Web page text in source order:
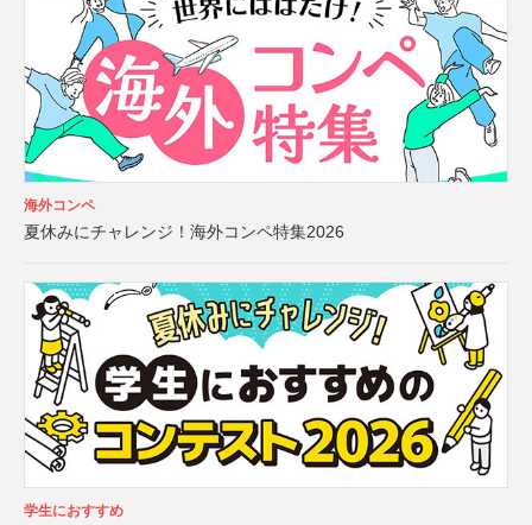
海外コンペ
夏休みにチャレンジ！海外コンペ特集2026
学生におすすめ